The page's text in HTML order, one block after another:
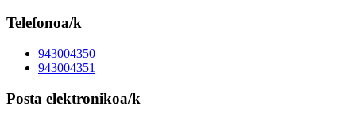
Telefonoa/k
943004350
943004351
Posta elektronikoa/k